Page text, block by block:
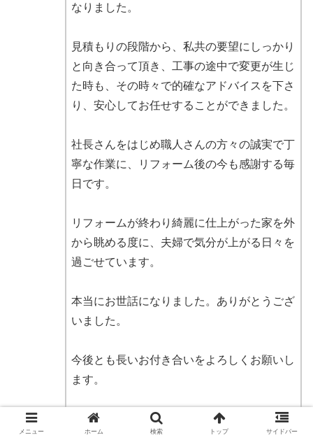
なりました。
見積もりの段階から、私共の要望にしっかり
と向き合って頂き、工事の途中で変更が生じ
た時も、その時々で的確なアドバイスを下さ
り、安心してお任せすることができました。
社長さんをはじめ職人さんの方々の誠実で丁
寧な作業に、リフォーム後の今も感謝する毎
日です。
リフォームが終わり綺麗に仕上がった家を外
から眺める度に、夫婦で気分が上がる日々を
過ごせています。
本当にお世話になりました。ありがとうござ
いました。
今後とも長いお付き合いをよろしくお願いし
ます。
出典： Google口コミ
メニュー ホーム 検索 トップ サイドバー